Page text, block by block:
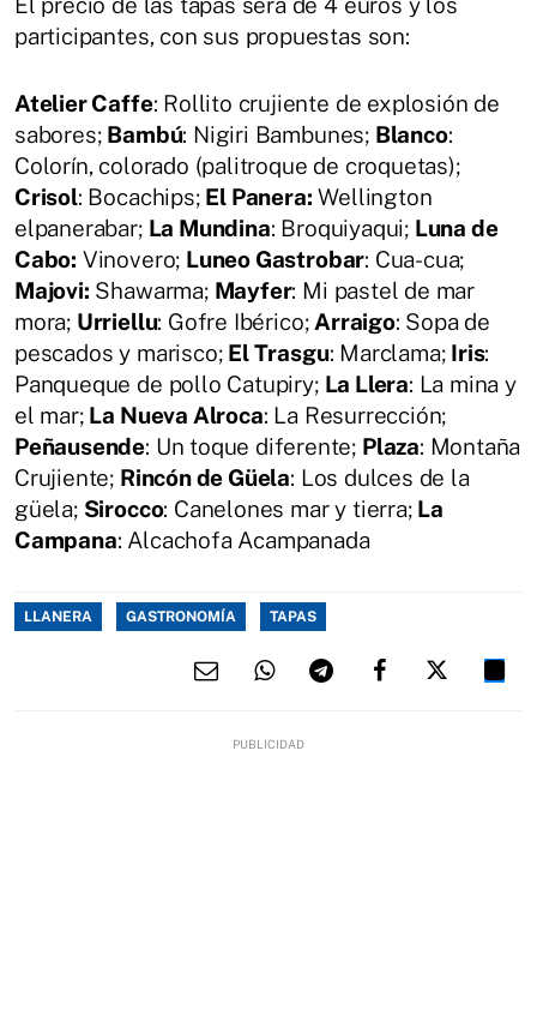
participantes, con sus propuestas son:
Atelier Caffe: Rollito crujiente de explosión de
sabores; Bambú: Nigiri Bambunes; Blanco:
Colorín, colorado (palitroque de croquetas);
Crisol: Bocachips; El Panera: Wellington
elpanerabar; La Mundina: Broquiyaqui; Luna de
Cabo: Vinovero; Luneo Gastrobar: Cua-cua;
Majovi: Shawarma; Mayfer: Mi pastel de mar
mora; Urriellu: Gofre Ibérico; Arraigo: Sopa de
pescados y marisco; El Trasgu: Marclama; Iris:
Panqueque de pollo Catupiry; La Llera: La mina y
el mar; La Nueva Alroca: La Resurrección;
Peñausende: Un toque diferente; Plaza: Montaña
Crujiente; Rincón de Güela: Los dulces de la
güela; Sirocco: Canelones mar y tierra; La
Campana: Alcachofa Acampanada
LLANERA GASTRONOMÍA TAPAS